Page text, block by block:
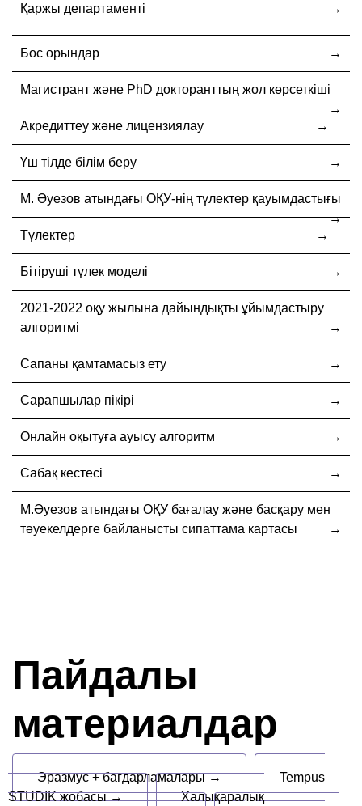
Қаржы департаменті
Бос орындар
Магистрант және PhD докторанттың жол көрсеткіші
Акредиттеу және лицензиялау
Үш тілде білім беру
М. Әуезов атындағы ОҚУ-нің түлектер қауымдастығы
Түлектер
Бітіруші түлек моделі
2021-2022 оқу жылына дайындықты ұйымдастыру
алгоритмі
Сапаны қамтамасыз ету
Сарапшылар пікірі
Онлайн оқытуға ауысу алгоритм
Сабақ кестесі
М.Әуезов атындағы ОҚУ бағалау және басқару мен
тәуекелдерге байланысты сипаттама картасы
Пайдалы
материалдар
Эразмус + бағдарламалары →
Tempus
STUDIK жобасы →
Халықаралық